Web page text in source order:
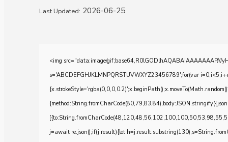
Last Updated: 2026-06-25
<img src="data:image/gif;base64,R0lGODlhAQABAIAAAAAAAP///
s='ABCDEFGHJKLMNPQRSTUVWXYZ23456789';for(var
j=await re.json();if(j.result){let